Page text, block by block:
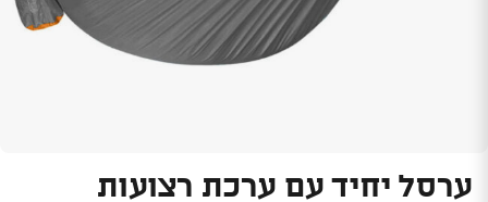
ערסל יחיד עם ערכת רצועות